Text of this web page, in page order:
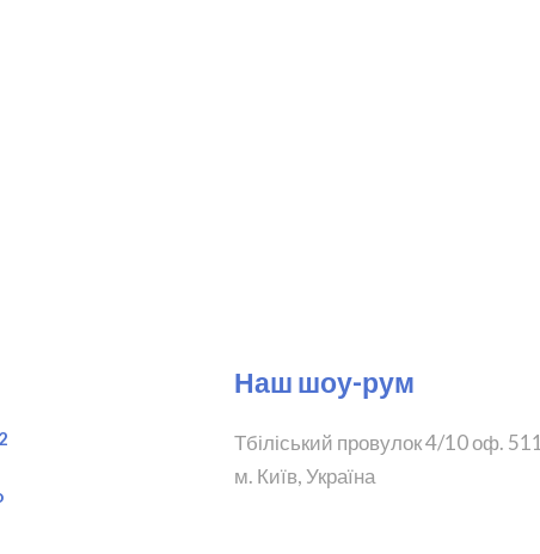
Наш шоу-рум
Тбіліський провулок 4/10 оф. 511
м. Київ, Україна